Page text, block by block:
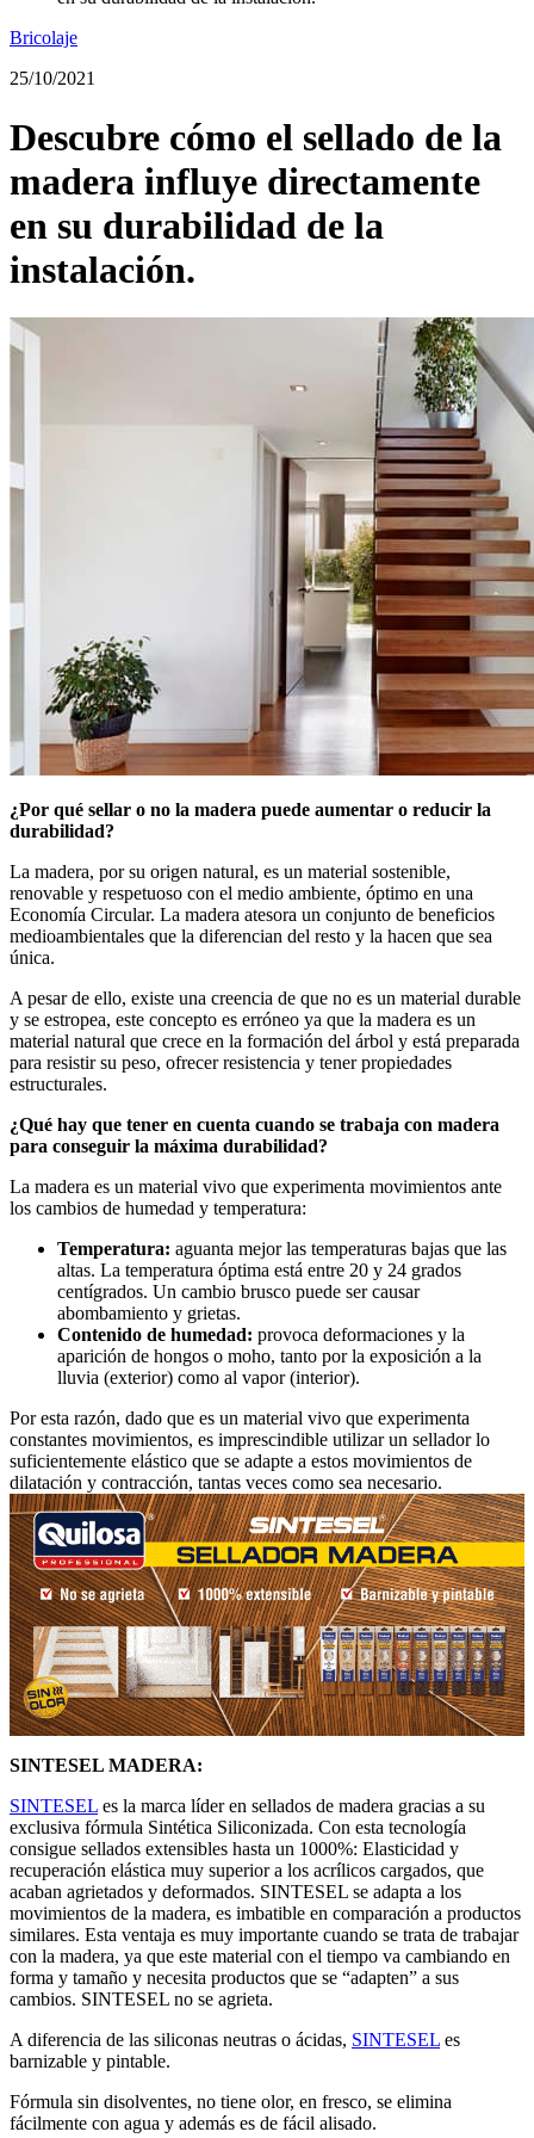
Bricolaje
25/10/2021
Descubre cómo el sellado de la
madera influye directamente
en su durabilidad de la
instalación.
¿Por qué sellar o no la madera puede aumentar o reducir la
durabilidad?
La madera, por su origen natural, es un material sostenible,
renovable y respetuoso con el medio ambiente, óptimo en una
Economía Circular. La madera atesora un conjunto de beneficios
medioambientales que la diferencian del resto y la hacen que sea
única.
A pesar de ello, existe una creencia de que no es un material durable
y se estropea, este concepto es erróneo ya que la madera es un
material natural que crece en la formación del árbol y está preparada
para resistir su peso, ofrecer resistencia y tener propiedades
estructurales.
¿Qué hay que tener en cuenta cuando se trabaja con madera
para conseguir la máxima durabilidad?
La madera es un material vivo que experimenta movimientos ante
los cambios de humedad y temperatura:
Temperatura: aguanta mejor las temperaturas bajas que las
altas. La temperatura óptima está entre 20 y 24 grados
centígrados. Un cambio brusco puede ser causar
abombamiento y grietas.
Contenido de humedad: provoca deformaciones y la
aparición de hongos o moho, tanto por la exposición a la
lluvia (exterior) como al vapor (interior).
Por esta razón, dado que es un material vivo que experimenta
constantes movimientos, es imprescindible utilizar un sellador lo
suficientemente elástico que se adapte a estos movimientos de
dilatación y contracción, tantas veces como sea necesario.
SINTESEL MADERA:
SINTESEL es la marca líder en sellados de madera gracias a su
exclusiva fórmula Sintética Siliconizada. Con esta tecnología
consigue sellados extensibles hasta un 1000%: Elasticidad y
recuperación elástica muy superior a los acrílicos cargados, que
acaban agrietados y deformados. SINTESEL se adapta a los
movimientos de la madera, es imbatible en comparación a productos
similares. Esta ventaja es muy importante cuando se trata de trabajar
con la madera, ya que este material con el tiempo va cambiando en
forma y tamaño y necesita productos que se “adapten” a sus
cambios. SINTESEL no se agrieta.
A diferencia de las siliconas neutras o ácidas, SINTESEL es
barnizable y pintable.
Fórmula sin disolventes, no tiene olor, en fresco, se elimina
fácilmente con agua y además es de fácil alisado.